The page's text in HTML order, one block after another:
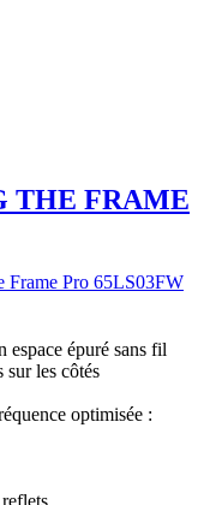
THE FRAME
épuré sans fil
sur les côtés
optimisée :